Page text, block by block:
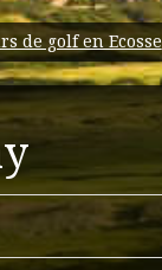
de golf en Ecosse